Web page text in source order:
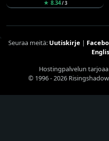
★ 8.34/ 3
Seuraa meitä: Uutiskirje |
Hostingpalvelun tarjoaa
© 1996 - 2026